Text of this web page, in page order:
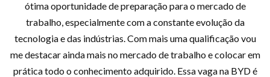
ótima oportunidade de preparação para o mercado de
trabalho, especialmente com a constante evolução da
tecnologia e das indústrias. Com mais uma qualificação vou
me destacar ainda mais no mercado de trabalho e colocar em
prática todo o conhecimento adquirido. Essa vaga na BYD é